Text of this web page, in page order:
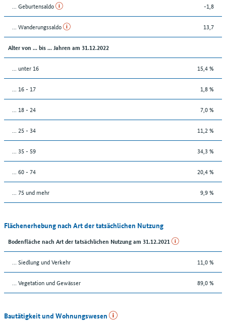
... Geburtensaldo -1,8
... Wanderungssaldo 13,7
Alter von ... bis ... Jahren am 31.12.2022
... unter 16 15,4 %
... 16 - 17 1,8 %
... 18 - 24 7,0 %
... 25 - 34 11,2 %
... 35 - 59 34,3 %
... 60 - 74 20,4 %
... 75 und mehr 9,9 %
Flächenerhebung nach Art der tatsächlichen Nutzung
Bodenfläche nach Art der tatsächlichen Nutzung am 31.12.2021
… Siedlung und Verkehr 11,0 %
… Vegetation und Gewässer 89,0 %
Bautätigkeit und Wohnungswesen